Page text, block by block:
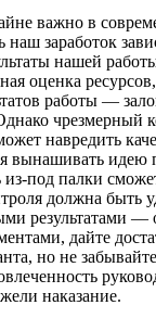
важно в
заработок
нашей
оценка
работы —
чрезмерный
навредить
вынашивать идею
из-под палки
должна быть
результатами —
дайте
но не
наказание.